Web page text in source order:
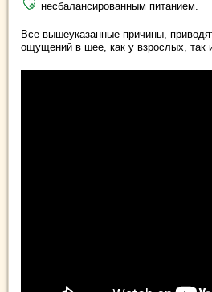
несбалансированным питанием.
Все вышеуказанные причины,
ощущений в шее, как у взрослых, так